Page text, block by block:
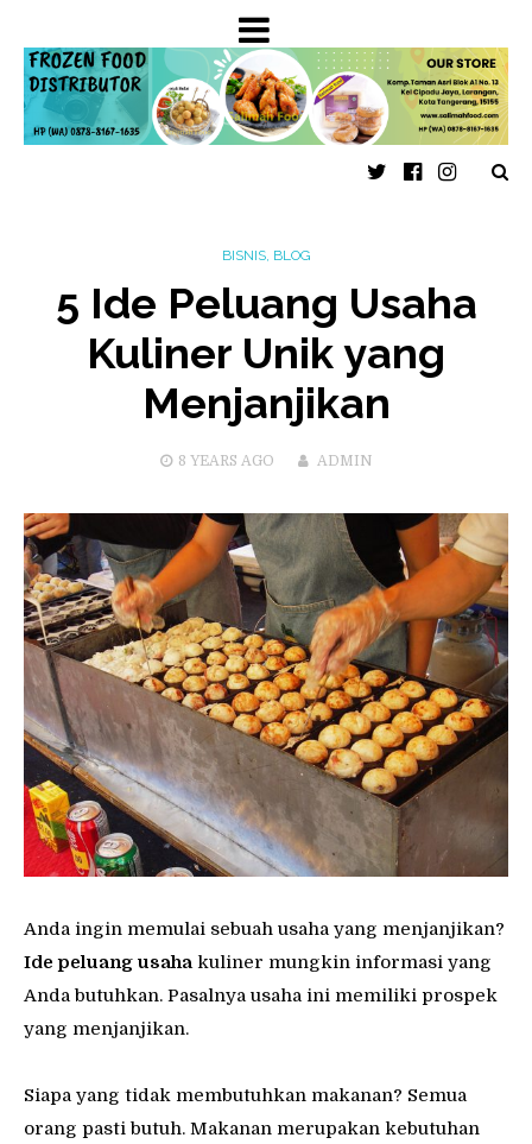
Twitter
BISNIS, BLOG
5 Ide Peluang Usaha
Kuliner Unik yang
Menjanjikan
8 YEARS AGO ADMIN
Anda ingin memulai sebuah usaha yang menjanjikan?
Ide peluang usaha kuliner mungkin informasi yang
Anda butuhkan. Pasalnya usaha ini memiliki prospek
yang menjanjikan.
Siapa yang tidak membutuhkan makanan? Semua
orang pasti butuh. Makanan merupakan kebutuhan